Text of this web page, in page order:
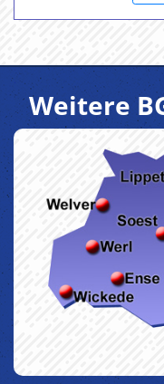
Weitere